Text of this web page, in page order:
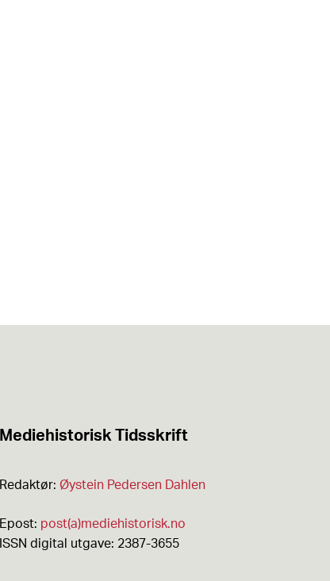
Mediehistorisk Tidsskrift
Redaktør: Øystein Pedersen Dahlen
Epost: post(a)mediehistorisk.no
ISSN digital utgave: 2387-3655